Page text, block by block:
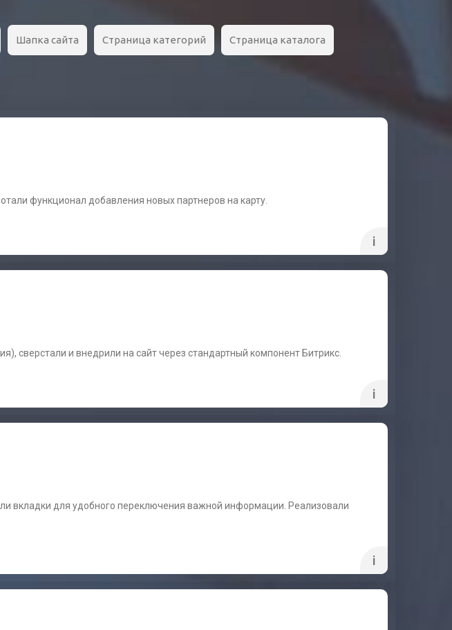
Шапка сайта Страница категорий Страница каталога
функционал добавления новых партнеров на карту.
i
сверстали и внедрили на сайт через стандартный компонент Битрикс.
i
вкладки для удобного переключения важной информации. Реализовали
i